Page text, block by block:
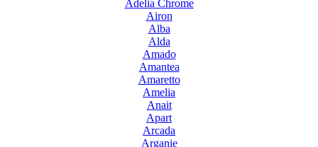
Adelia Chrome
Airon
Alba
Alda
Amado
Amantea
Amaretto
Amelia
Anait
Apart
Arcada
Arganie